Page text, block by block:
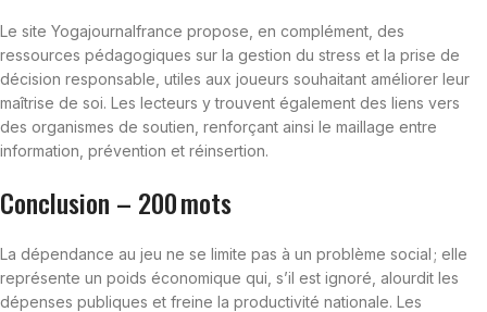
Le site Yogajournalfrance propose, en complément, des
ressources pédagogiques sur la gestion du stress et la prise de
décision responsable, utiles aux joueurs souhaitant améliorer leur
maîtrise de soi. Les lecteurs y trouvent également des liens vers
des organismes de soutien, renforçant ainsi le maillage entre
information, prévention et réinsertion.
Conclusion – 200 mots
La dépendance au jeu ne se limite pas à un problème social ; elle
représente un poids économique qui, s’il est ignoré, alourdit les
dépenses publiques et freine la productivité nationale. Les